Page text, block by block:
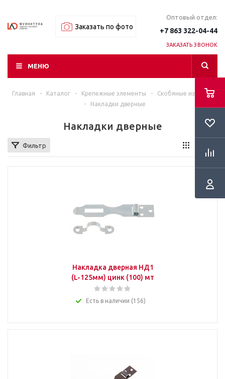
Заказать по фото
Оптовый отдел:
+7 863 322-04-44
ЗАКАЗАТЬ ЗВОНОК
МЕНЮ
Главная - Каталог - Крепежные элементы -
Скобяные изделия
-
Накладки дверные
Накладки дверные
Фильтр
Накладка дверная НД1
(L-125мм) цинк (100) мт
Есть в наличии (156)